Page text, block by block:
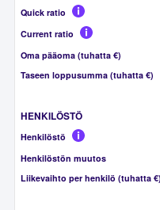
Quick ratio
Current ratio
Oma pääoma (tuhatta €)
Taseen loppusumma (tuhatta €)
HENKILÖSTÖ
Henkilöstö
Henkilöstön muutos
Liikevaihto per henkilö (tuhatta €)